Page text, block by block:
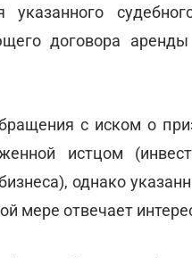
указанного
договора
с иском о
истцом
однако
мере отвечает